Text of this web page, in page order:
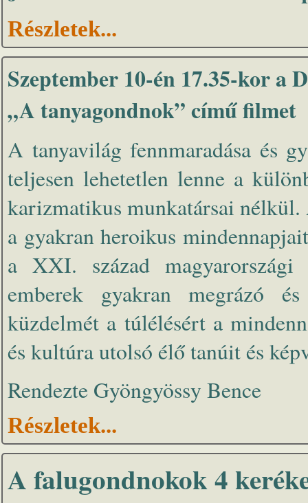
Részletek...
Szeptember 10-én 17.35-kor a
„A tanyagondnok” című filmet
A tanyavilág fennmaradása és
teljesen lehetetlen lenne a
karizmatikus munkatársai
a gyakran heroikus
a XXI. század
emberek gyakran megrázó
küzdelmét a túlélésért a
és kultúra utolsó élő tanúit és
Rendezte Gyöngyössy Bence
Részletek...
A falugondnokok 4